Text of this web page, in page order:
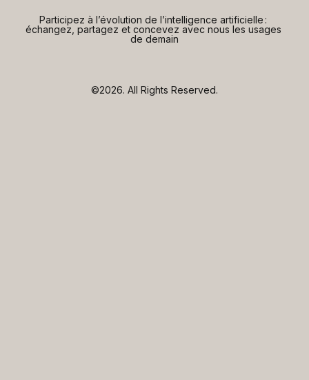
Participez à l’évolution de l’intelligence artificielle :
échangez, partagez et concevez avec nous les usages
de demain
©2026. All Rights Reserved.